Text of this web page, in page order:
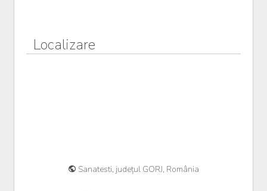
Localizare
Sanatesti, județul GORJ, România